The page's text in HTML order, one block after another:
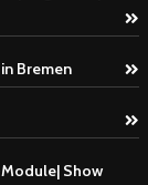
Bremen
Show